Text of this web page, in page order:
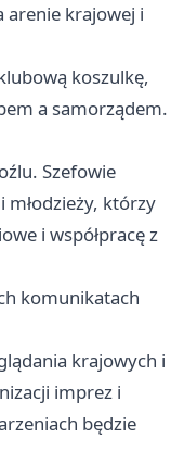
arenie krajowej i
koszulkę,
a samorządem.
Szefowie
którzy
i współpracę z
komunikatach
krajowych i
imprez i
będzie